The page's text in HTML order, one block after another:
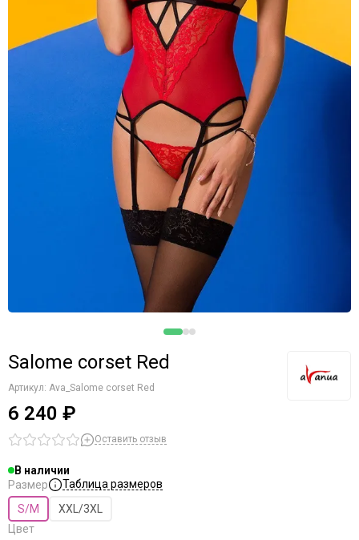
Колготки/Чулки
Пояс для чулок
Salome corset Red
Артикул: Ava_Salome corset Red
6 240 ₽
Оставить отзыв
В наличии
Размер
Таблица размеров
S/M
XXL/3XL
Цвет